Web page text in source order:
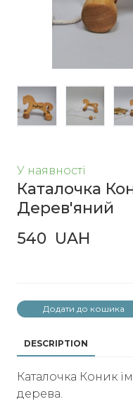
У наявності
Каталочка
Дерев'яний
540  UAH
Додати до кошика
DESCRIPTION
Каталочка Коник
дерева.